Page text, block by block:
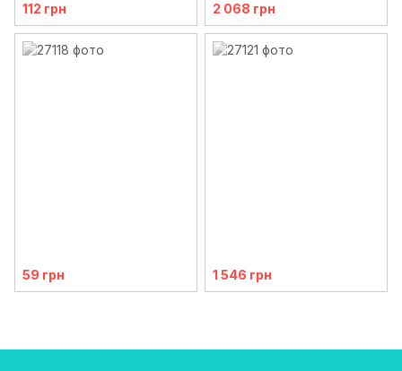
112 грн 2 068 грн
59 грн 1 546 грн